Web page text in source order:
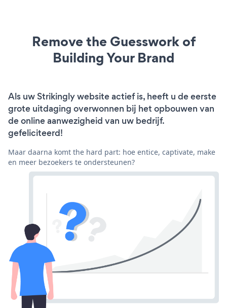
Remove the Guesswork of
Building Your Brand
Als uw Strikingly website actief is, heeft u de eerste
grote uitdaging overwonnen bij het opbouwen van
de online aanwezigheid van uw bedrijf.
gefeliciteerd!
Maar daarna komt the hard part: hoe entice, captivate, make
en meer bezoekers te ondersteunen?